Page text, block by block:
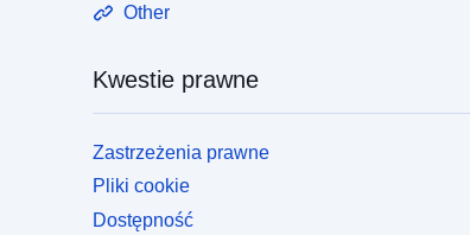
Other
Kwestie prawne
Zastrzeżenia prawne
Pliki cookie
Dostępność